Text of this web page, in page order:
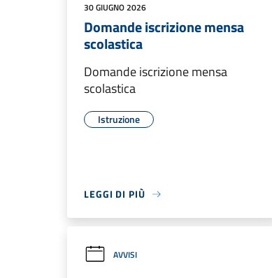
30 GIUGNO 2026
Domande iscrizione mensa
scolastica
Domande iscrizione mensa
scolastica
Istruzione
LEGGI DI PIÙ
AVVISI